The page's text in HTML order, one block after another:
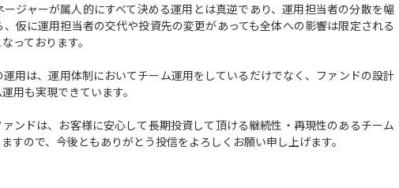
ジャーが属人的にすべて決める運用とは真逆であり、運用担当者の分散を幅
仮に運用担当者の交代や投資先の変更があっても全体への影響は限定される
っております。
用は、運用体制においてチーム運用をしているだけでなく、ファンドの設計
用も実現できています。
ンドは、お客様に安心して長期投資して頂ける継続性・再現性のあるチーム
すので、今後ともありがとう投信をよろしくお願い申し上げます。